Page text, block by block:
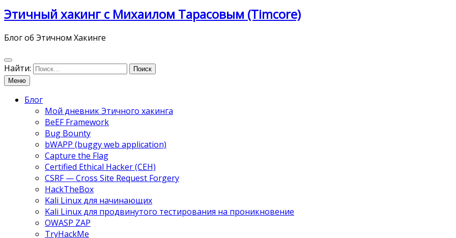
Этичный хакинг с Михаилом Тарасовым (Timcore)
Блог об Этичном Хакинге
Найти:
Меню
Блог
Мой дневник Этичного хакинга
BeEF Framework
Bug Bounty
bWAPP (buggy web application)
Capture the Flag
Certified Ethical Hacker (CEH)
CSRF — Cross Site Request Forgery
HackTheBox
Kali Linux для начинающих
Kali Linux для продвинутого тестирования на проникновение
OWASP ZAP
TryHackMe